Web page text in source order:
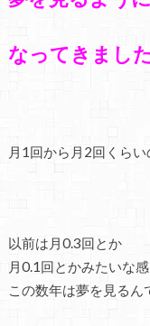
なってきました
月1回から月2回くらい
以前は月0.3回とか
月0.1回とかみたいな感
この数年は夢を見るん